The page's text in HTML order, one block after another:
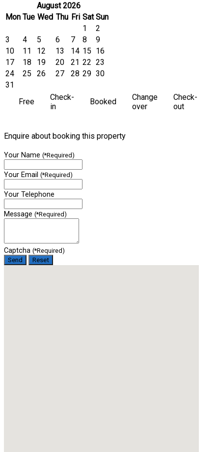
August 2026
Mon Tue Wed Thu Fri Sat Sun
1
2
3
4 5 6 7 8
9
10
11 12 13 14 15 16
17
18 19 20 21 22 23
24
25 26 27 28 29 30
31
Free
Check-
in
Booked
Change
over
Check-
out
Enquire about booking this property
Your Name (*Required)
Your Email (*Required)
Your Telephone
Message (*Required)
Captcha (*Required)